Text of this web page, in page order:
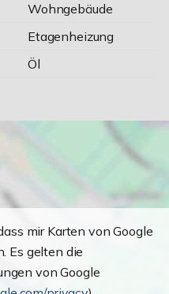
Wohngebäude
Etagenheizung
Öl
mir Karten von Google
Es gelten die
von Google